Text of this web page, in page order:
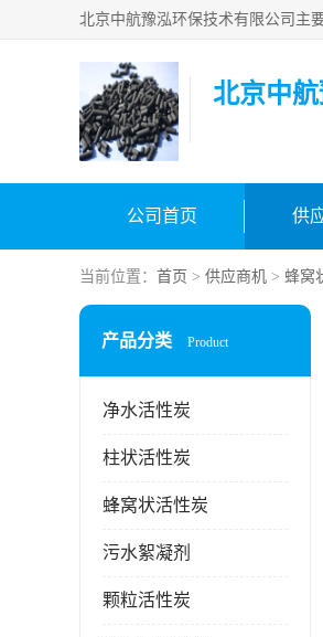
北京中
公司首页 供
当前位置： 首页 > 供应商机 > 蜂窝
产品分类 Product
净水活性炭
柱状活性炭
蜂窝状活性炭
污水絮凝剂
颗粒活性炭